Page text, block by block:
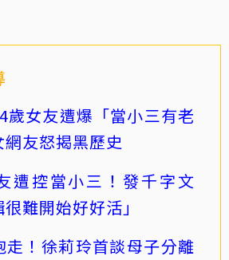
歲女友遭爆「當小三有老
友怒揭黑歷史
遭控當小三！發千字文
很難開始好好活」
走！徐莉玲首談母子分離